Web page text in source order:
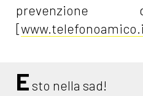
prevenzione
[
E sto nella sad!